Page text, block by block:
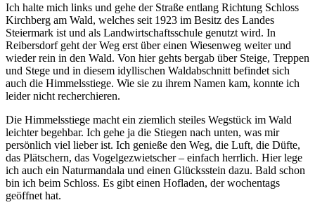
Ich halte mich links und gehe der Straße entlang Richtung Schloss
Kirchberg am Wald, welches seit 1923 im Besitz des Landes
Steiermark ist und als Landwirtschaftsschule genutzt wird. In
Reibersdorf geht der Weg erst über einen Wiesenweg weiter und
wieder rein in den Wald. Von hier gehts bergab über Steige, Treppen
und Stege und in diesem idyllischen Waldabschnitt befindet sich
auch die Himmelsstiege. Wie sie zu ihrem Namen kam, konnte ich
leider nicht recherchieren.
Die Himmelsstiege macht ein ziemlich steiles Wegstück im Wald
leichter begehbar. Ich gehe ja die Stiegen nach unten, was mir
persönlich viel lieber ist. Ich genieße den Weg, die Luft, die Düfte,
das Plätschern, das Vogelgezwietscher – einfach herrlich. Hier lege
ich auch ein Naturmandala und einen Glücksstein dazu. Bald schon
bin ich beim Schloss. Es gibt einen Hofladen, der wochentags
geöffnet hat.